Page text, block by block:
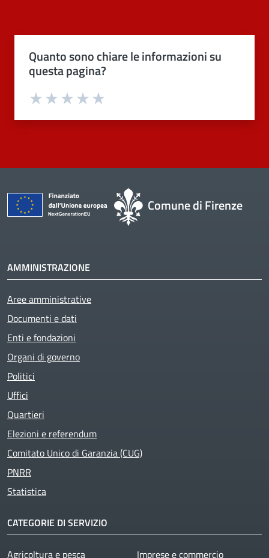
Quanto sono chiare le informazioni su
questa pagina?
Valuta 4 stelle su 5
Valuta 3 stelle su 5
Valuta 2 stelle su 5
Valuta 1 stelle su 5
Comune di Firenze
AMMINISTRAZIONE
Aree amministrative
Documenti e dati
Enti e fondazioni
Organi di governo
Politici
Uffici
Quartieri
Elezioni e referendum
Comitato Unico di Garanzia (CUG)
PNRR
Statistica
CATEGORIE DI SERVIZIO
Agricoltura e pesca
Imprese e commercio